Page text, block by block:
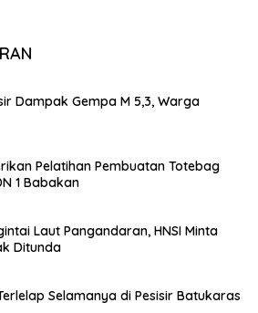
Dampak Gempa M 5,3, Warga
Pelatihan Pembuatan Totebag
1 Babakan
Laut Pangandaran, HNSI Minta
Ditunda
Selamanya di Pesisir Batukaras